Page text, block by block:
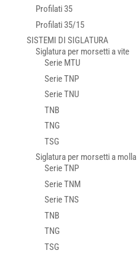
Profilati 35
Profilati 35/15
SISTEMI DI SIGLATURA
Siglatura per morsetti a vite
Serie MTU
Serie TNP
Serie TNU
TNB
TNG
TSG
Siglatura per morsetti a molla
Serie TNP
Serie TNM
Serie TNS
TNB
TNG
TSG